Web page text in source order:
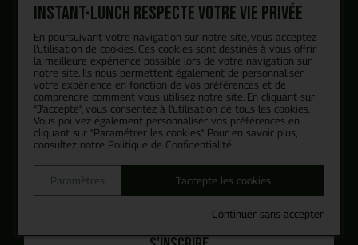
Instant-Lunch respecte votre vie privée
En poursuivant votre navigation sur notre site, vous acceptez
l’utilisation de cookies. Ces cookies sont destinés à vous offrir
la meilleure expérience possible lors de votre navigation sur
notre site. Ils nous permettent également de personnaliser
votre expérience en fonction de vos préférences et de
comprendre comment vous utilisez notre site. En cliquant sur
"J’accepte", vous consentez à l'utilisation de tous les cookies.
Vous pouvez également personnaliser vos préférences en
cliquant sur "Paramétrer les cookies". Pour en savoir plus,
consultez notre Politique de Confidentialité
J'accepte les cookies
Continuer sans accepter
Paramètres
Nos engagements
Blog
Recrutement
Qui sommes-nous ?
Politique RSE
Recevez notre actualité